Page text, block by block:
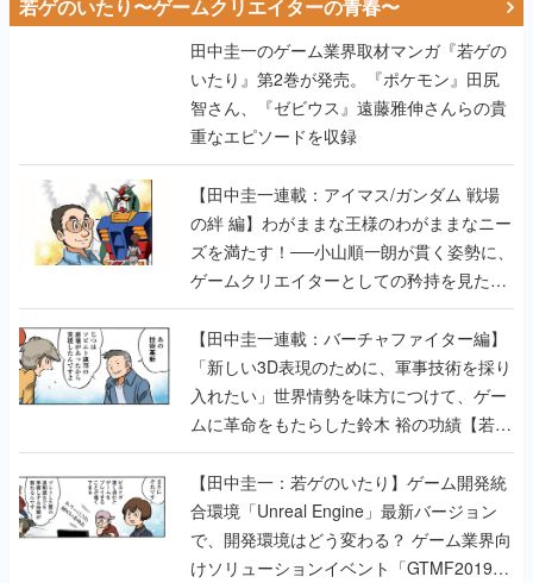
若ゲのいたり〜ゲームクリエイターの青春〜
田中圭一のゲーム業界取材マンガ『若ゲの
いたり』第2巻が発売。『ポケモン』田尻
智さん、『ゼビウス』遠藤雅伸さんらの貴
重なエピソードを収録
【田中圭一連載：アイマス/ガンダム 戦場
の絆 編】わがままな王様のわがままなニー
ズを満たす！──小山順一朗が貫く姿勢に、
ゲームクリエイターとしての矜持を見た
【若ゲのいたり最終回】
【田中圭一連載：バーチャファイター編】
「新しい3D表現のために、軍事技術を採り
入れたい」世界情勢を味方につけて、ゲー
ムに革命をもたらした鈴木 裕の功績【若ゲ
のいたり】
【田中圭一：若ゲのいたり】ゲーム開発統
合環境「Unreal Engine」最新バージョン
で、開発環境はどう変わる？ ゲーム業界向
けソリューションイベント「GTMF2019」